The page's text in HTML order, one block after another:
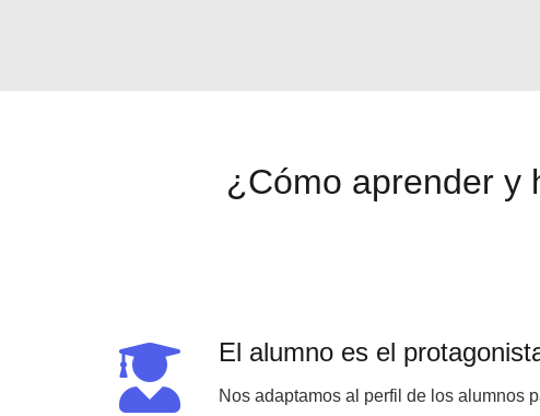
¿Cómo aprender y
El alumno es el
Nos adaptamos al perfil de los alumnos